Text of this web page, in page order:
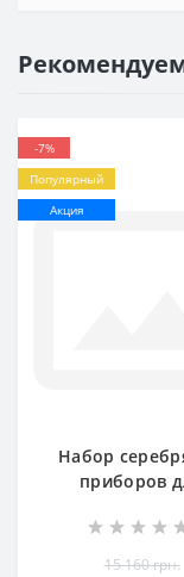
-7%
Популярный
Акция
Набор
приборов
предмета
15 160 грн.